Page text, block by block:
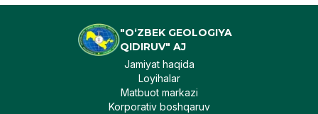
"O‘ZBEK GEOLOGIYA
QIDIRUV" AJ
Jamiyat haqida
Loyihalar
Matbuot markazi
Korporativ boshqaruv